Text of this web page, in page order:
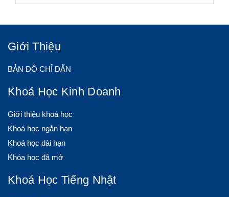
Giới Thiệu
BẢN ĐỒ CHỈ DẪN
Khoá Học Kinh Doanh
Giới thiệu khoá học
Khoá học ngắn hạn
Khoá học dài hạn
Khóa học đã mở
Khoá Học Tiếng Nhật